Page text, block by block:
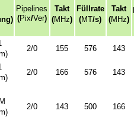
Pipelines
(Pix/Ver)
Takt
(MHz)
Füllrate
(MT/s)
Takt
(MHz)
)
2/0 155 576 143
)
2/0 166 576 143
)
2/0 143 500 166